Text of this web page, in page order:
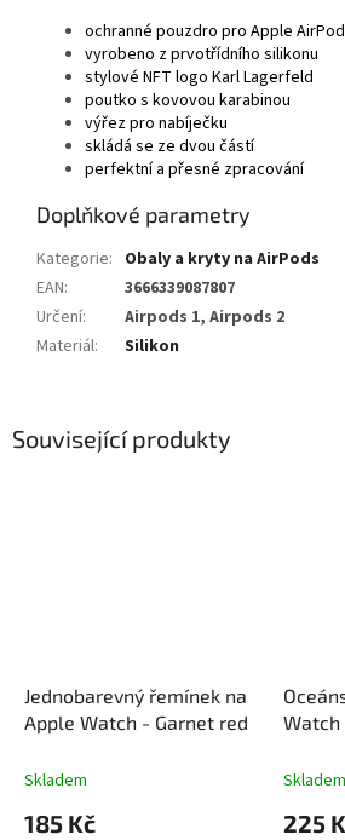
Související produkty
Jednobarevný řemínek na
Apple Watch - Garnet red
Skladem
185 Kč
Watch
Skladem
225
ochranné pouzdro pro Apple
vyrobeno z prvotřídního silikonu
stylové NFT logo Karl Lagerfeld
poutko s kovovou karabinou
výřez pro nabíječku
skládá se ze dvou částí
perfektní a přesné zpracování
Doplňkové parametry
Kategorie: Obaly a kryty na AirPods
EAN:
3666339087807
Určení:
Airpods 1, Airpods 2
Materiál: Silikon